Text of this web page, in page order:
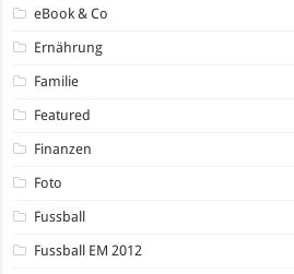
eBook & Co
Ernährung
Familie
Featured
Finanzen
Foto
Fussball
Fussball EM 2012